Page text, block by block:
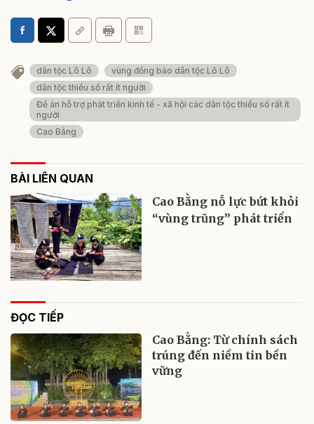
dân tộc Lô Lô
vùng đồng bào dân tộc Lô Lô
dân tộc thiểu số rất ít người
Đề án hỗ trợ phát triển kinh tế - xã hội các dân tộc thiểu số rất ít
người
Cao Bằng
BÀI LIÊN QUAN
Cao Bằng nỗ lực bứt khỏi
“vùng trũng” phát triển
ĐỌC TIẾP
Cao Bằng: Từ chính sách
trúng đến niềm tin bền
vững